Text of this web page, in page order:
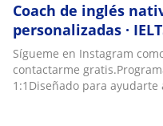
Coach de inglés
personalizadas ·
Sígueme en Instagram
contactarme
1:1Diseñado para